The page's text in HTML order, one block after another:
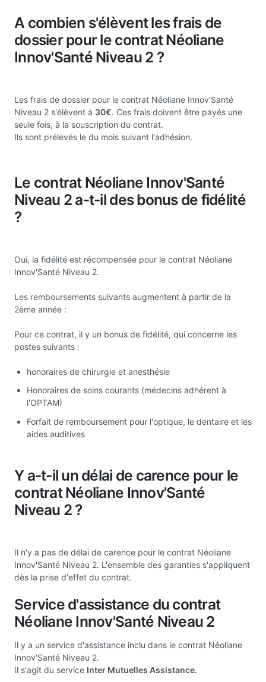
A combien s'élèvent les frais de
dossier pour le contrat Néoliane
Innov'Santé Niveau 2 ?
Les frais de dossier pour le contrat Néoliane Innov'Santé
Niveau 2 s'élèvent à 30€. Ces frais doivent être payés une
seule fois, à la souscription du contrat.
Ils sont prélevés le du mois suivant l'adhésion.
Le contrat Néoliane Innov'Santé
Niveau 2 a-t-il des bonus de fidélité
?
Oui, la fidélité est récompensée pour le contrat Néoliane
Innov'Santé Niveau 2.
Les remboursements suivants augmentent à partir de la
2ème année :
Pour ce contrat, il y un bonus de fidélité, qui concerne les
postes suivants :
honoraires de chirurgie et anesthésie
Honoraires de soins courants (médecins adhérent à
l'OPTAM)
Forfait de remboursement pour l'optique, le dentaire et les
aides auditives
Y a-t-il un délai de carence pour le
contrat Néoliane Innov'Santé
Niveau 2 ?
Il n'y a pas de délai de carence pour le contrat Néoliane
Innov'Santé Niveau 2. L'ensemble des garanties s'appliquent
dès la prise d'effet du contrat.
Service d'assistance du contrat
Néoliane Innov'Santé Niveau 2
Il y a un service d'assistance inclu dans le contrat Néoliane
Innov'Santé Niveau 2.
Il s'agit du service Inter Mutuelles Assistance.